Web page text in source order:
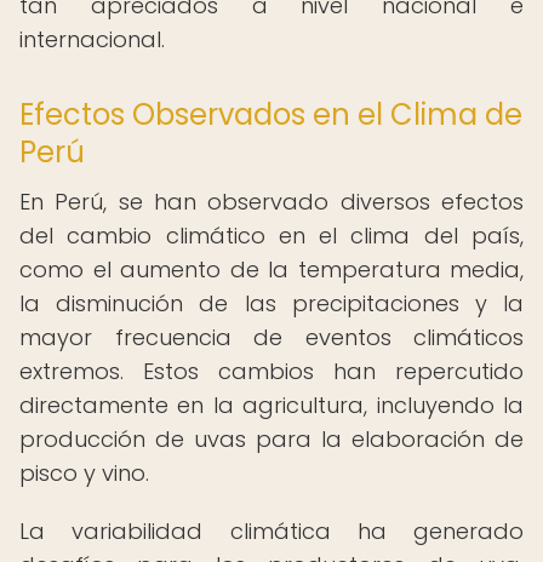
internacional.
Efectos Observados en el Clima de
Perú
En Perú, se han observado diversos efectos
del cambio climático en el clima del país,
como el aumento de la temperatura media,
la disminución de las precipitaciones y la
mayor frecuencia de eventos climáticos
extremos. Estos cambios han repercutido
directamente en la agricultura, incluyendo la
producción de uvas para la elaboración de
pisco y vino.
La variabilidad climática ha generado